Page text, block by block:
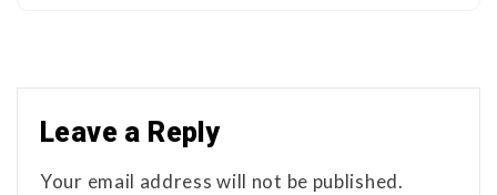
Leave a Reply
Your email address will not be published.